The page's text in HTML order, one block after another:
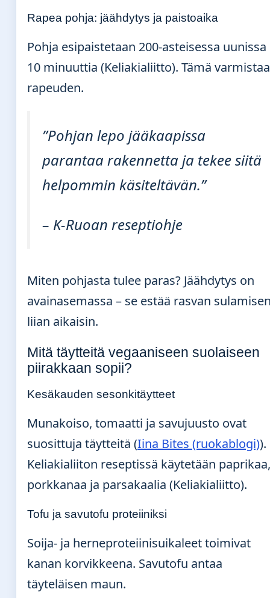
Rapea pohja: jäähdytys ja paistoaika
Pohja esipaistetaan 200-asteisessa uunissa
10 minuuttia (Keliakialiitto). Tämä varmistaa
rapeuden.
”Pohjan lepo jääkaapissa
parantaa rakennetta ja tekee siitä
helpommin käsiteltävän.”
– K-Ruoan reseptiohje
Miten pohjasta tulee paras? Jäähdytys on
avainasemassa – se estää rasvan
liian aikaisin.
Mitä täytteitä vegaaniseen suolaiseen
piirakkaan sopii?
Kesäkauden sesonkitäytteet
Munakoiso, tomaatti ja savujuusto ovat
suosittuja täytteitä (Iina Bites (ruokablogi)).
Keliakialiiton reseptissä käytetään paprikaa,
porkkanaa ja parsakaalia (Keliakialiitto).
Tofu ja savutofu proteiiniksi
Soija- ja herneproteiinisuikaleet toimivat
kanan korvikkeena. Savutofu antaa
täyteläisen maun.